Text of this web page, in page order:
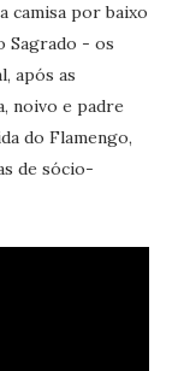
camisa por baixo
Sagrado - os
após as
noivo e padre
do Flamengo,
de sócio-